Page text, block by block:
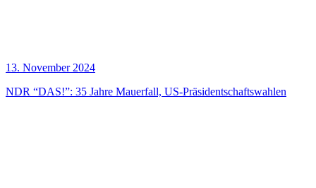
13. November 2024
NDR “DAS!”: 35 Jah­re Mau­er­fall, US-Präsidentschaftswahlen